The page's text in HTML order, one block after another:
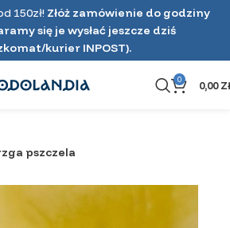
150zł! Złóż zamówienie do godziny
się je wysłać jeszcze dziś
kurier INPOST).
0 0,00
pszczela